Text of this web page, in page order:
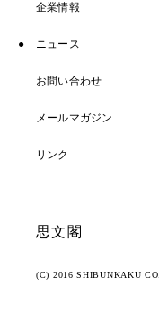
企業情報
ニュース
お問い合わせ
メールマガジン
リンク
思文閣
(C) 2016 SHIBUNKAKU